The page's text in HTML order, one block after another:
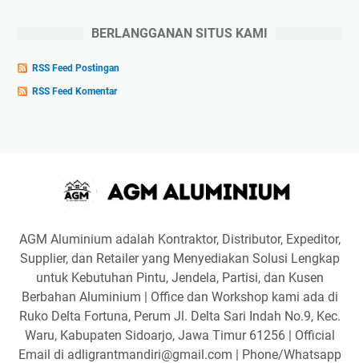
BERLANGGANAN SITUS KAMI
RSS Feed Postingan
RSS Feed Komentar
AGM Aluminium adalah Kontraktor, Distributor, Expeditor,
Supplier, dan Retailer yang Menyediakan Solusi Lengkap
untuk Kebutuhan Pintu, Jendela, Partisi, dan Kusen
Berbahan Aluminium | Office dan Workshop kami ada di
Ruko Delta Fortuna, Perum Jl. Delta Sari Indah No.9, Kec.
Waru, Kabupaten Sidoarjo, Jawa Timur 61256 | Official
Email di adligrantmandiri@gmail.com | Phone/Whatsapp